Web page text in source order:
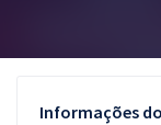
Informações